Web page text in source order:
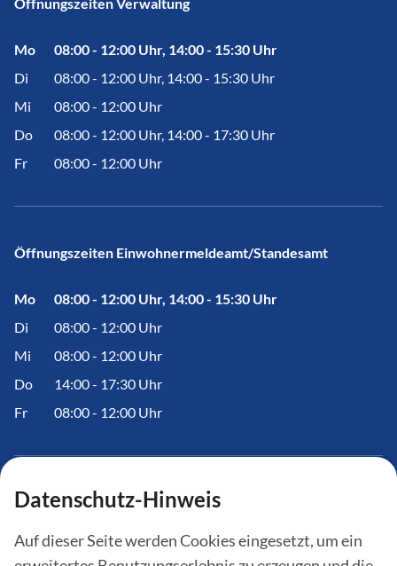
Datenschutz-Hinweis
Auf dieser Seite werden Cookies eingesetzt, um ein
Mo
08:00 - 12:00 Uhr, 14:00 - 15:30 Uhr
Di
08:00 - 12:00 Uhr, 14:00 - 15:30 Uhr
Mi
08:00 - 12:00 Uhr
Do
08:00 - 12:00 Uhr, 14:00 - 17:30 Uhr
Fr
08:00 - 12:00 Uhr
Öffnungszeiten Einwohnermeldeamt/Standesamt
Mo
08:00 - 12:00 Uhr, 14:00 - 15:30 Uhr
Di
08:00 - 12:00 Uhr
Mi
08:00 - 12:00 Uhr
Do
14:00 - 17:30 Uhr
Fr
08:00 - 12:00 Uhr
Informationen
Amtstafel